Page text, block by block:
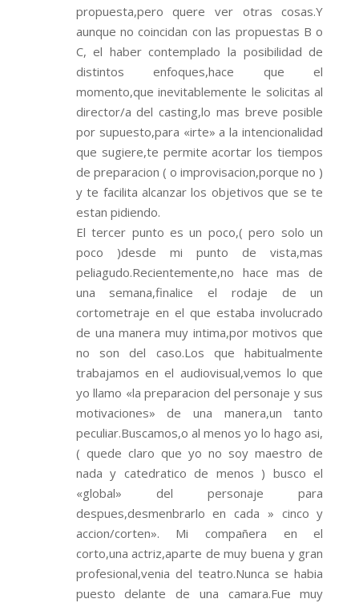
propuesta,pero quere ver otras cosas.Y
aunque no coincidan con las propuestas B o
C, el haber contemplado la posibilidad de
distintos enfoques,hace que el
momento,que inevitablemente le solicitas al
director/a del casting,lo mas breve posible
por supuesto,para «irte» a la intencionalidad
que sugiere,te permite acortar los tiempos
de preparacion ( o improvisacion,porque no )
y te facilita alcanzar los objetivos que se te
estan pidiendo.
El tercer punto es un poco,( pero solo un
poco )desde mi punto de vista,mas
peliagudo.Recientemente,no hace mas de
una semana,finalice el rodaje de un
cortometraje en el que estaba involucrado
de una manera muy intima,por motivos que
no son del caso.Los que habitualmente
trabajamos en el audiovisual,vemos lo que
yo llamo «la preparacion del personaje y sus
motivaciones» de una manera,un tanto
peculiar.Buscamos,o al menos yo lo hago asi,
( quede claro que yo no soy maestro de
nada y catedratico de menos ) busco el
«global» del personaje para
despues,desmenbrarlo en cada » cinco y
accion/corten». Mi compañera en el
corto,una actriz,aparte de muy buena y gran
profesional,venia del teatro.Nunca se habia
puesto delante de una camara.Fue muy